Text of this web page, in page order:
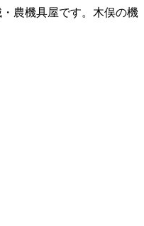
農機具屋です。木俣の機